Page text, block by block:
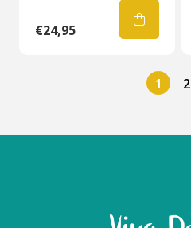
€24,95
1 2